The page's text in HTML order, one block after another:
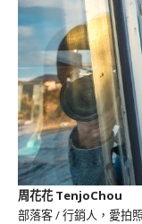
周花花 TenjoChou
部落客 / 行銷人，愛拍